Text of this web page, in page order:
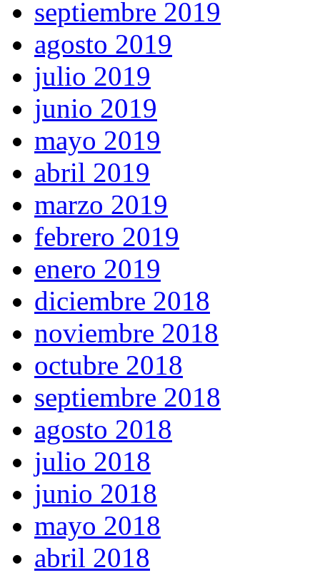
septiembre 2019
agosto 2019
julio 2019
junio 2019
mayo 2019
abril 2019
marzo 2019
febrero 2019
enero 2019
diciembre 2018
noviembre 2018
octubre 2018
septiembre 2018
agosto 2018
julio 2018
junio 2018
mayo 2018
abril 2018